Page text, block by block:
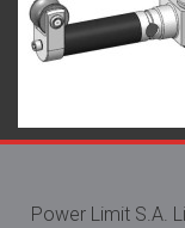
Power Limit S.A.